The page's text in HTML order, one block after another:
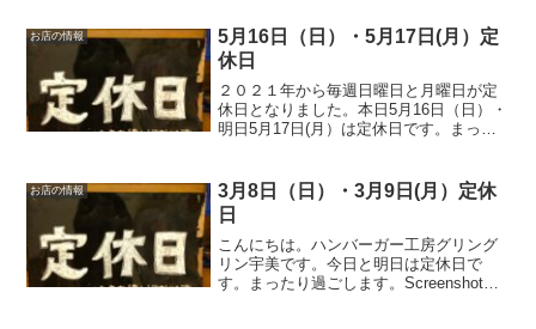
の一日になりますよう...
お店の情報
5月16日（日）・5月17日(月）定
休日
２０２１年から毎週日曜日と月曜日が定
休日となりました。本日5月16日（日）・
明日5月17日(月）は定休日です。まった
一日になりますように☺いってらっしゃ
い。
お店の情報
3月8日（日）・3月9日(月）定休
日
こんにちは。ハンバーガー工房グリング
リン宇美です。今日と明日は定休日で
す。まったり過ごします。Screenshot最